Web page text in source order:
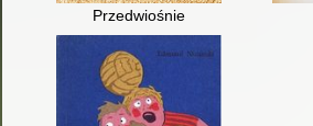
Przedwiośnie